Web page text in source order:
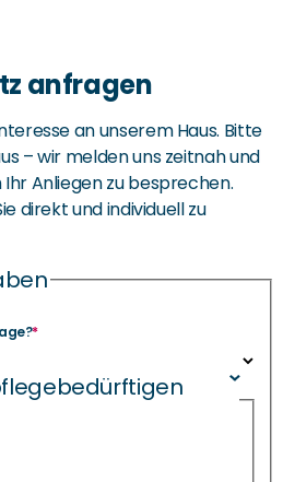
anfragen
an unserem Haus. Bitte
– wir melden uns zeitnah und
Anliegen zu besprechen.
direkt und individuell zu
*